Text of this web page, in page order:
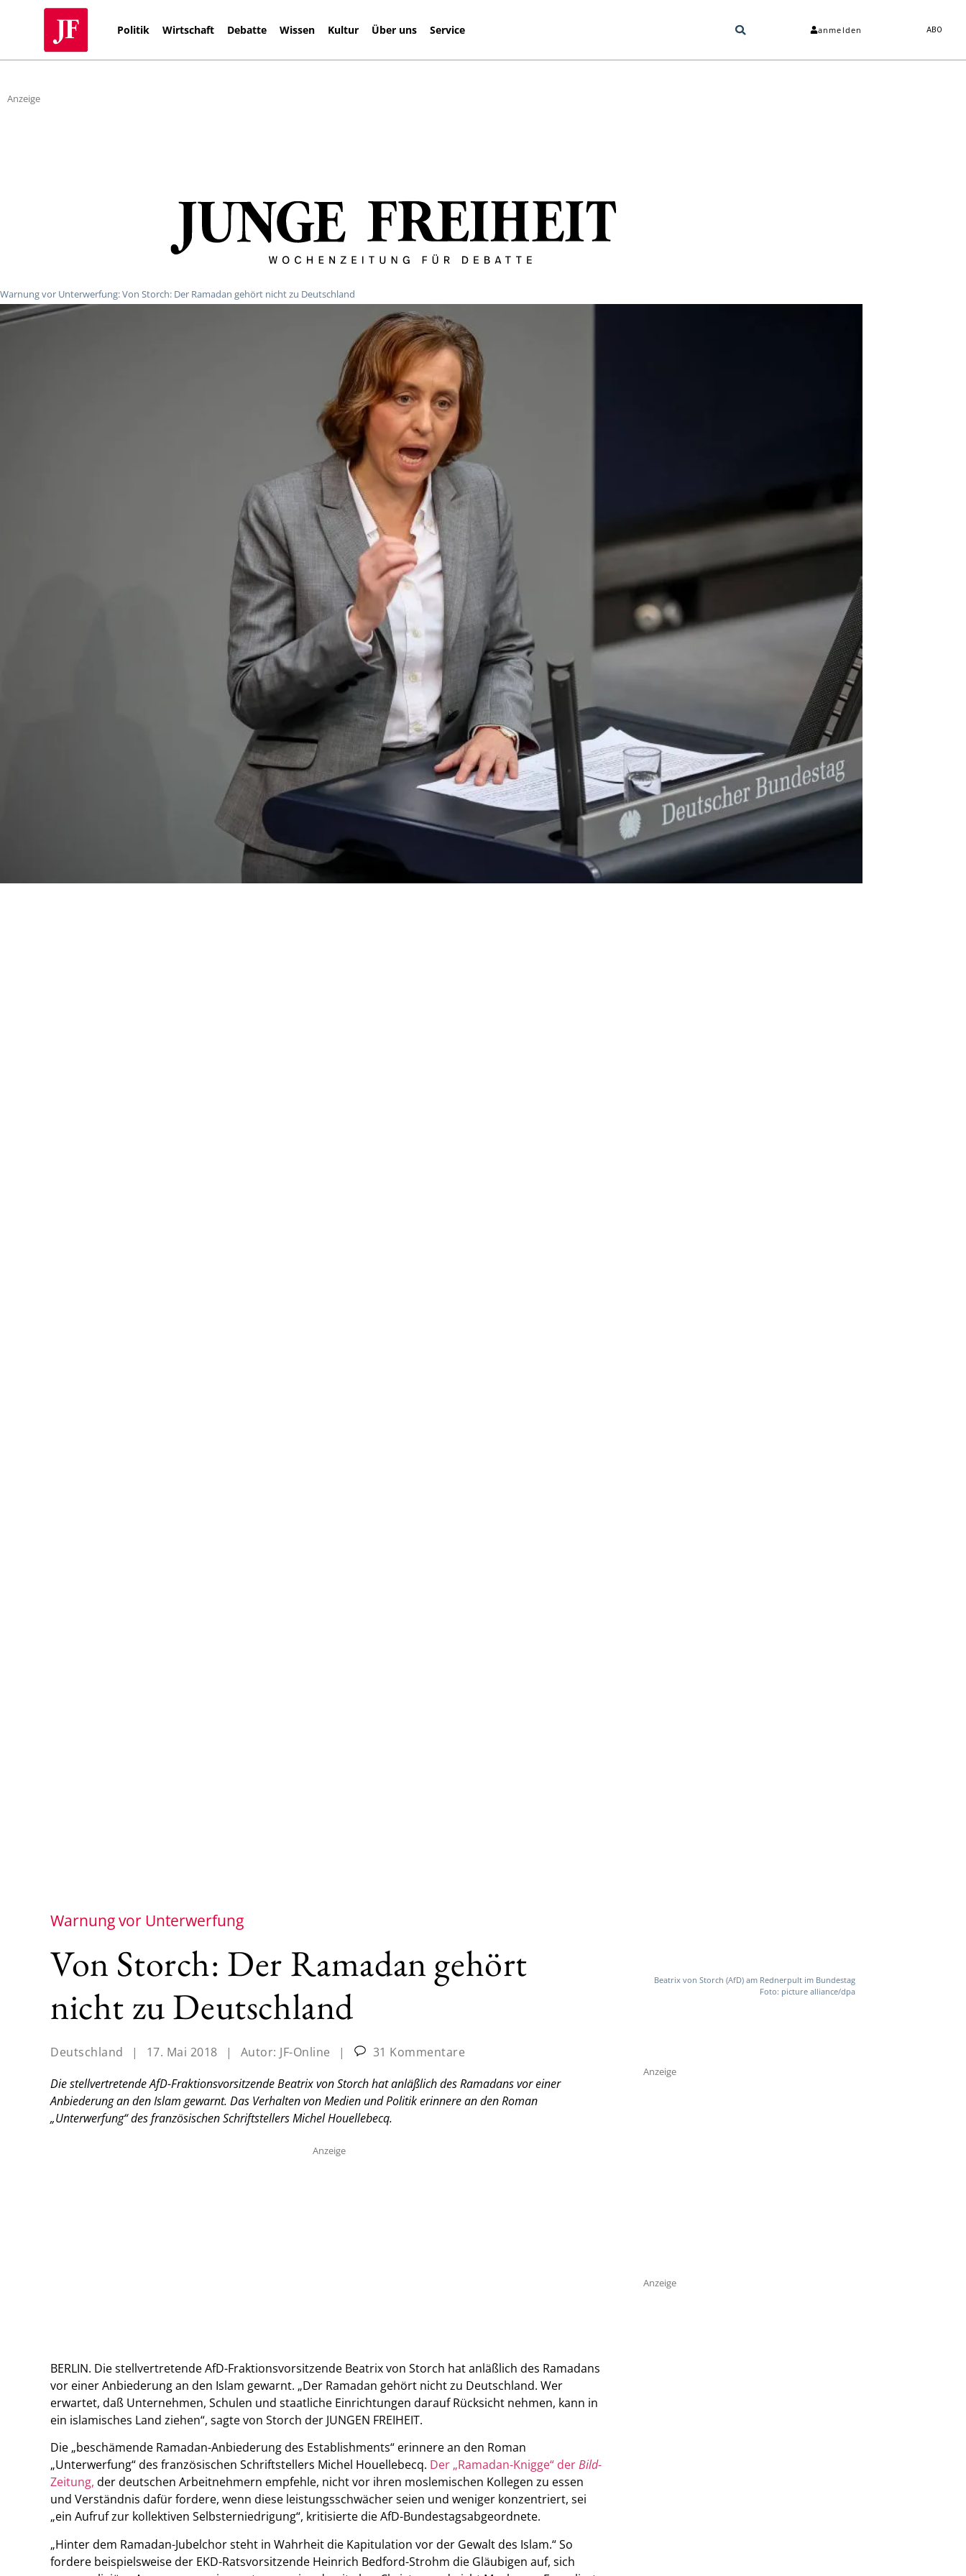
Politik Wirtschaft Debatte Wissen Kultur Über uns Service anmelden ABO
Anzeige
Warnung vor Unterwerfung: Von Storch: Der Ramadan gehört nicht zu Deutschland
Warnung vor Unterwerfung
Von Storch: Der Ramadan gehört
nicht zu Deutschland
Deutschland | 17. Mai 2018 | Autor: JF-Online |
31 Kommentare
Die stellvertretende AfD-Fraktionsvorsitzende Beatrix von Storch hat anläßlich des Ramadans vor einer
Anbiederung an den Islam gewarnt. Das Verhalten von Medien und Politik erinnere an den Roman
„Unterwerfung“ des französischen Schriftstellers Michel Houellebecq.
Anzeige
BERLIN. Die stellvertretende AfD-Fraktionsvorsitzende Beatrix von Storch hat anläßlich des Ramadans
vor einer Anbiederung an den Islam gewarnt. „Der Ramadan gehört nicht zu Deutschland. Wer
erwartet, daß Unternehmen, Schulen und staatliche Einrichtungen darauf Rücksicht nehmen, kann in
ein islamisches Land ziehen“, sagte von Storch der JUNGEN FREIHEIT.
Die „beschämende Ramadan-Anbiederung des Establishments“ erinnere an den Roman
„Unterwerfung“ des französischen Schriftstellers Michel Houellebecq. Der „Ramadan-Knigge“ derBild-
Zeitung, der deutschen Arbeitnehmern empfehle, nicht vor ihren moslemischen Kollegen zu essen
und Verständnis dafür fordere, wenn diese leistungsschwächer seien und weniger konzentriert, sei
„ein Aufruf zur kollektiven Selbsterniedrigung“, kritisierte die AfD-Bundestagsabgeordnete.
„Hinter dem Ramadan-Jubelchor steht in Wahrheit die Kapitulation vor der Gewalt des Islam.“ So
fordere beispielsweise der EKD-Ratsvorsitzende Heinrich Bedford-Strohm die Gläubigen auf, sich
Beatrix von Storch (AfD) am Rednerpult im Bundestag
Foto: picture alliance/dpa
Anzeige
Anzeige